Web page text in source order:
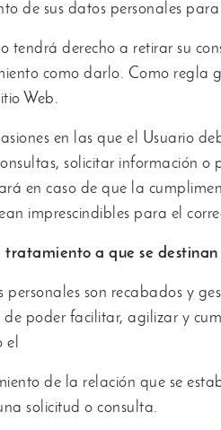
de sus datos personales para
tendrá derecho a retirar su
como darlo. Como regla
Web.
en las que el Usuario
, solicitar información o
en caso de que la
imprescindibles para el
tratamiento a que se destinan
personales son recabados y
poder facilitar, agilizar y
el
de la relación que se
solicitud o consulta.